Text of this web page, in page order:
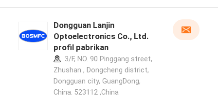
Dongguan Lanjin
Optoelectronics Co., Ltd.
profil pabrikan
3/F, NO. 90 Pinggang street,
Zhushan , Dongcheng district,
Dongguan city, GuangDong,
China. 523112 ,China